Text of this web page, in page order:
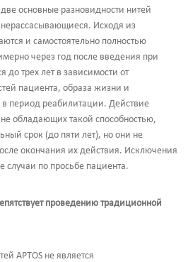
основные разновидности нитей
Исходя из
и самостоятельно полностью
через год после введения при
до трех лет в зависимости от
пациента, образа жизни и
период реабилитации. Действие
обладающих такой способностью,
срок (до пяти лет), но они не
окончания их действия. Исключения
случаи по просьбе пациента.
проведению традиционной
APTOS не является